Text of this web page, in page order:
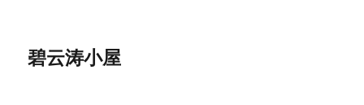
碧云涛小屋